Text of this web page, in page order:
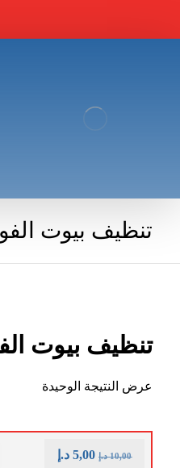
تنظيف بيوت
تنظيف بيوت
عرض النتيجة الوحيدة
10,00 د.إ 5,00 د.إ